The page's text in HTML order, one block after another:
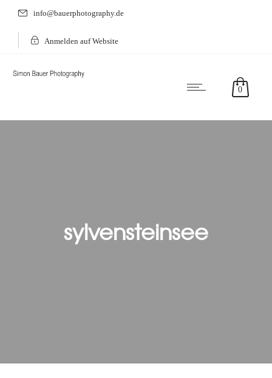
info@bauerphotography.de
Anmelden auf Website
0
sylvensteinsee